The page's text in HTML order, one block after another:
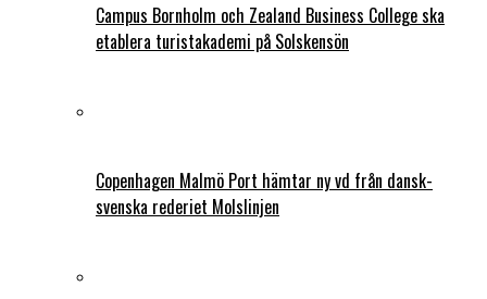
Campus Bornholm och Zealand Business College ska
etablera turistakademi på Solskensön
Copenhagen Malmö Port hämtar ny vd från dansk-
svenska rederiet Molslinjen